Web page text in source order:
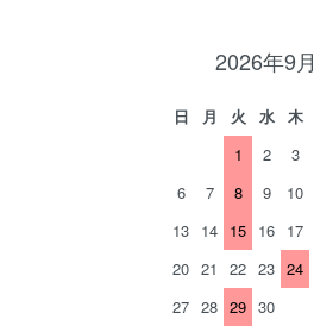
2026年9月
日 月 火 水 木
1
2 3
6
7 8 9 10
13 14 15 16 17
20 21 22 23 24
27 28 29 30